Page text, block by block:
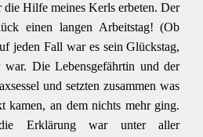
die Hilfe meines Kerls erbeten. Der
einen langen Arbeitstag! (Ob
jeden Fall war es sein Glückstag,
Die Lebensgefährtin und der
und setzten zusammen was
kamen, an dem nichts mehr ging.
Erklärung war unter aller